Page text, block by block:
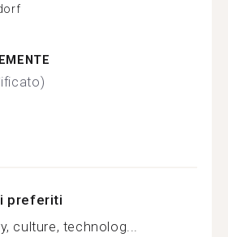
preferiti
culture, technolog...